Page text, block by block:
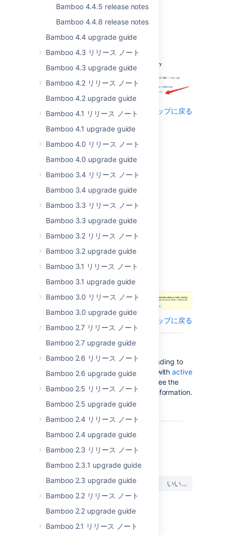
Bamboo 4.4.5 release notes
Bamboo 4.4.8 release notes
Bamboo 4.4 upgrade guide
Bamboo 4.3 リリース ノート
Bamboo 4.3 upgrade guide
Bamboo 4.2 リリース ノート
Bamboo 4.2 upgrade guide
Bamboo 4.1 リリース ノート
Bamboo 4.1 upgrade guide
Bamboo 4.0 リリース ノート
Bamboo 4.0 upgrade guide
Bamboo 3.4 リリース ノート
Bamboo 3.4 upgrade guide
Bamboo 3.3 リリース ノート
Bamboo 3.3 upgrade guide
Bamboo 3.2 リリース ノート
Bamboo 3.2 upgrade guide
Bamboo 3.1 リリース ノート
Bamboo 3.1 upgrade guide
Bamboo 3.0 リリース ノート
Bamboo 3.0 upgrade guide
Bamboo 2.7 リリース ノート
Bamboo 2.7 upgrade guide
Bamboo 2.6 リリース ノート
Bamboo 2.6 upgrade guide
Bamboo 2.5 リリース ノート
Bamboo 2.5 upgrade guide
Bamboo 2.4 リリース ノート
Bamboo 2.4 upgrade guide
Bamboo 2.3 リリース ノート
Bamboo 2.3.1 upgrade guide
Bamboo 2.3 upgrade guide
Bamboo 2.2 リリース ノート
Bamboo 2.2 upgrade guide
Bamboo 2.1 リリース ノート
No problems!Easily
from Bamboo's
administration pages
トップに戻る
Pause server at
your convenience
You wanted to be able
to pause your server
No problems!Pause
when you want.
Pausing gives you
manage your server
and allows you to
consistent data without
canceling your builds.
トップに戻る
DownloadBamboo 4.4 now. Upgrading to
Bamboo 4.4 is free for all customers withactive
. See the
Bamboo 4.4 release notesfor more information.
最終更新日: 2022 年 12 月 21 日
この内容はお役に立ちました
いいえ
このセクションの項目